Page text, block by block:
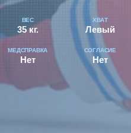
ВЕС
35 кг.
ХВАТ
Левый
МЕДСПРАВКА
Нет
СОГЛАСИЕ
Нет